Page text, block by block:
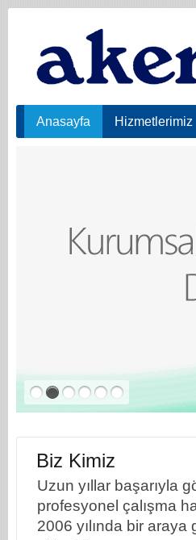
Anasayfa Hizmetlerimiz
Biz Kimiz
Uzun yıllar başarıyla
profesyonel çalışma
2006 yılında bir araya